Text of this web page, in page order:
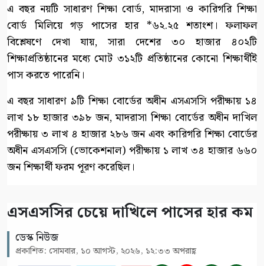
এ বছর নয়টি সাধারণ শিক্ষা বোর্ড, মাদরাসা ও কারিগরি শিক্ষা
বোর্ড মিলিয়ে গড় পাসের হার *৬২.২৫ শতাংশ। ফলাফল
বিশ্লেষণে দেখা যায়, সারা দেশের ৩০ হাজার ৪০২টি
শিক্ষাপ্রতিষ্ঠানের মধ্যে মোট ৩১২টি প্রতিষ্ঠানের কোনো শিক্ষার্থীই
পাস করতে পারেনি।
এ বছর সাধারণ ৯টি শিক্ষা বোর্ডের অধীন এসএসসি পরীক্ষায় ১৪
লাখ ১৮ হাজার ৩৯৮ জন, মাদরাসা শিক্ষা বোর্ডের অধীন দাখিল
পরীক্ষায় ৩ লাখ ৪ হাজার ২৮৬ জন এবং কারিগরি শিক্ষা বোর্ডের
অধীন এসএসসি (ভোকেশনাল) পরীক্ষায় ১ লাখ ৩৪ হাজার ৬৬০
জন শিক্ষার্থী ফরম পূরণ করেছিল।
এসএসসির চেয়ে দাখিলে পাসের হার কম
ডেস্ক নিউজ
প্রকাশিত: সোমবার, ১০ আগস্ট, ২০২৬, ১২:৩৩ অপরাহ্ণ